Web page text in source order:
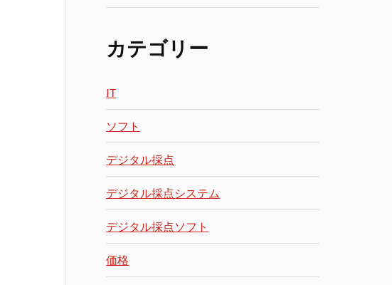
カテゴリー
IT
ソフト
デジタル採点
デジタル採点システム
デジタル採点ソフト
価格